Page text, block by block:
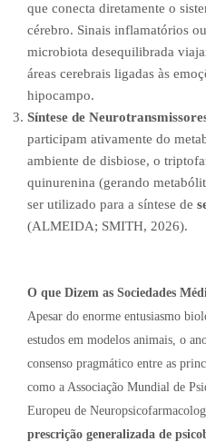
que conecta diretamente o
cérebro. Sinais inflamatórios
microbiota desequilibrada
áreas cerebrais ligadas às
hipocampo.
Síntese de
participam ativamente do
ambiente de disbiose, o
quinurenina (gerando
ser utilizado para a síntese de
(ALMEIDA; SMITH, 2026).
O que Dizem as Sociedades
Apesar do enorme entusiasmo
estudos em modelos animais, o
consenso pragmático entre as
como a Associação Mundial de
Europeu de
prescrição generalizada de